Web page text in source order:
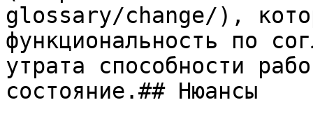
glossary/change/),
функциональность по
утрата способности
состояние.## Нюансы